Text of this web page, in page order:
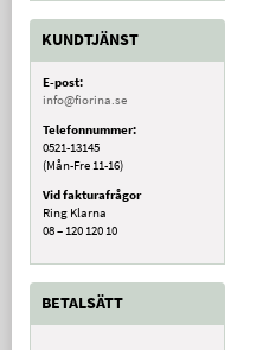
KUNDTJÄNST
E-post:
info@fiorina.se
Telefonnummer:
0521-13145
(Mån-Fre 11-16)
Vid fakturafrågor
Ring Klarna
08 – 120 120 10
BETALSÄTT